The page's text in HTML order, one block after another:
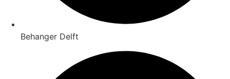
Behanger Delft